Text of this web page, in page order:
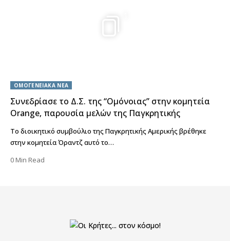
ΟΜΟΓΕΝΕΙΑΚΑ ΝΕΑ
Συνεδρίασε το Δ.Σ. της “Ομόνοιας” στην κομητεία
Orange, παρουσία μελών της Παγκρητικής
Το διοικητικό συμβούλιο της Παγκρητικής Αμερικής βρέθηκε
στην κομητεία Όραντζ αυτό το…
0 Min Read